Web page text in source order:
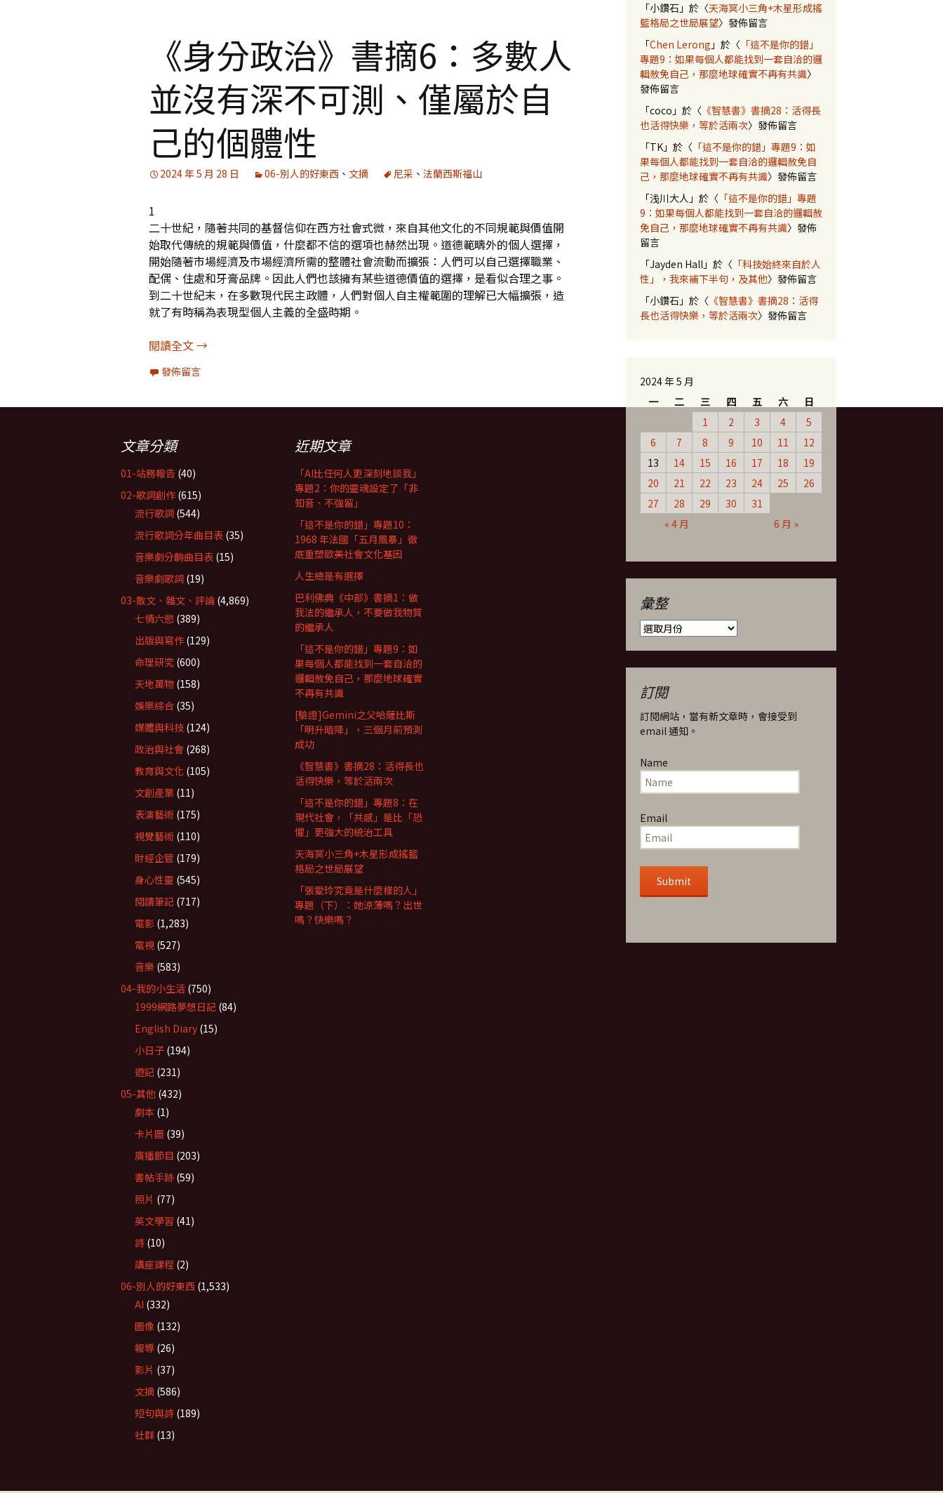
《身分政治》書摘6：多數人
並沒有深不可測、僅屬於自
己的個體性
2024 年 5 月 28 日 06-別人的好東西 、 文摘 尼采 、 法蘭西斯福山
1
二十世紀，隨著共同的基督信仰在西方社會式微，來自其他文化的不同規範與價值開
始取代傳統的規範與價值，什麼都不信的選項也赫然出現。道德範疇外的個人選擇，
開始隨著市場經濟及市場經濟所需的整體社會流動而擴張：人們可以自己選擇職業、
配偶、住處和牙膏品牌。因此人們也該擁有某些道德價值的選擇，是看似合理之事。
到二十世紀末，在多數現代民主政體，人們對個人自主權範圍的理解已大幅擴張，造
就了有時稱為表現型個人主義的全盛時期。
閱讀全文《身分政治》書摘6：多數人並沒有深不可測、僅屬於自己的個體性
→
發佈留言
「小鑽石 」於〈天海冥小三角+木星形成搖
籃格局之世局展望〉發佈留言
「Chen Lerong 」於〈 「這不是你的錯」
專題9：如果每個人都能找到一套自洽的邏
輯赦免自己，那麼地球確實不再有共識〉
發佈留言
「coco 」於〈 《智慧書》書摘28：活得長
也活得快樂，等於活兩次〉發佈留言
「TK」於〈 「這不是你的錯」專題9：如
果每個人都能找到一套自洽的邏輯赦免自
己，那麼地球確實不再有共識〉發佈留言
「浅川大人 」於〈 「這不是你的錯」專題
9：如果每個人都能找到一套自洽的邏輯赦
免自己，那麼地球確實不再有共識〉發佈
留言
「Jayden Hall 」於〈 「科技始終來自於人
性」，我來補下半句，及其他〉發佈留言
「小鑽石 」於〈 《智慧書》書摘28：活得
長也活得快樂，等於活兩次〉發佈留言
2024 年 5 月
一
二 三 四 五 六
日
1
2 3 4
5
6
7 8 9 10 11
12
13
14 15 16 17 18
19
20
21 22 23 24 25
26
27
28 29 30
31
« 4 月
6 月 »
彙整
彙
整
訂閱
訂閱網站，當有新文章時，會接受到
email 通知。
Name
Email
文章分類
01-站務報告 (40)
02-歌詞創作 (615)
流行歌詞 (544)
流行歌詞分年曲目表 (35)
音樂劇分齣曲目表 (15)
音樂劇歌詞 (19)
03-散文、雜文、評論 (4,869)
七情六慾 (389)
出版與寫作 (129)
命理研究 (600)
天地萬物 (158)
娛樂綜合 (35)
媒體與科技 (124)
政治與社會 (268)
教育與文化 (105)
文創產業 (11)
表演藝術 (175)
視覺藝術 (110)
財經企管 (179)
身心性靈 (545)
閱讀筆記 (717)
電影 (1,283)
電視 (527)
音樂 (583)
04-我的小生活 (750)
1999網路夢想日記 (84)
English Diary (15)
小日子 (194)
遊記 (231)
05-其他 (432)
劇本 (1)
卡片圖 (39)
廣播節目 (203)
書帖手跡 (59)
照片 (77)
英文學習 (41)
詩 (10)
講座課程 (2)
06-別人的好東西 (1,533)
AI (332)
圖像 (132)
報導 (26)
影片 (37)
文摘 (586)
短句與詩 (189)
社群 (13)
近期文章
「AI比任何人更深刻地談我」
專題2：你的靈魂設定了「非
知音、不強留」
「這不是你的錯」專題10：
1968 年法國「五月風暴」徹
底重塑歐美社會文化基因
人生總是有選擇
巴利佛典《中部》書摘1：做
我法的繼承人，不要做我物質
的繼承人
「這不是你的錯」專題9：如
果每個人都能找到一套自洽的
邏輯赦免自己，那麼地球確實
不再有共識
[驗證]Gemini之父哈薩比斯
「明升暗降」，三個月前預測
成功
《智慧書》書摘28：活得長也
活得快樂，等於活兩次
「這不是你的錯」專題8：在
現代社會，「共感」是比「恐
懼」更強大的統治工具
天海冥小三角+木星形成搖籃
格局之世局展望
「張愛玲究竟是什麼樣的人」
專題（下）：她涼薄嗎？出世
嗎？快樂嗎？